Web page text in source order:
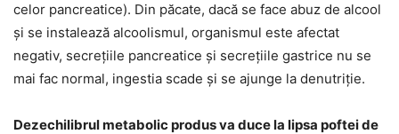
celor pancreatice). Din păcate, dacă se face abuz de alcool
și se instalează alcoolismul, organismul este afectat
negativ, secrețiile pancreatice și secrețiile gastrice nu se
mai fac normal, ingestia scade și se ajunge la denutriție.
Dezechilibrul metabolic produs va duce la lipsa poftei de